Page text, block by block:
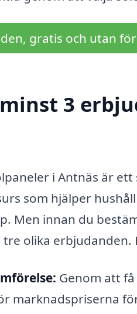
gratis och utan
3
i Antnäs är
som hjälper
Men innan du
olika
Genom att
marknadspriserna